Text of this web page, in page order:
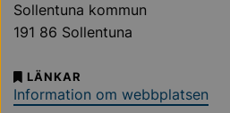
Sollentuna kommun
191 86 Sollentuna
LÄNKAR
Information om webbplatsen